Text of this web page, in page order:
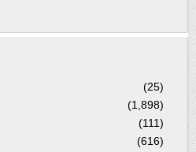
(25)
(1,898)
(111)
(616)